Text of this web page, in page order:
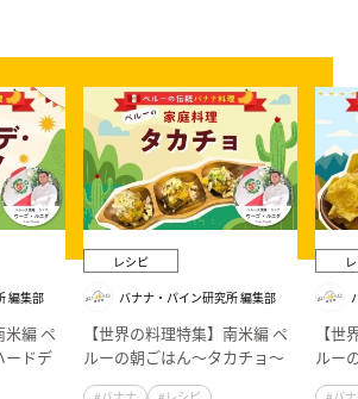
編集部
米編 ペ
ードデ
レシピ
バナナ・パイン研究所 編集部
【世界の料理特集】南米編 ペ
ルーの朝ごはん～タカチョ～
【
ルー